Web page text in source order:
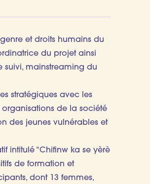
et droits humains du
du projet ainsi
suivi, mainstreaming du
stratégiques avec les
organisations de la société
des jeunes vulnérables et
intitulé “Chifinw ka se yèrè
de formation et
dont 13 femmes,